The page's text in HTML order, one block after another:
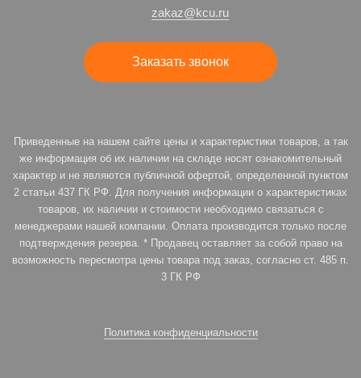
zakaz@kcu.ru
Заказать звонок
Приведенные на нашем сайте цены и характеристики товаров, а так
же информация об их наличии на складе носят ознакомительный
характер и не являются публичной офертой, определенной пунктом
2 статьи 437 ГК РФ. Для получения информации о характеристиках
товаров, их наличии и стоимости необходимо связаться с
менеджерами нашей компании. Оплата производится только после
подтверждения резерва. * Продавец оставляет за собой право на
возможность пересмотра цены товара под заказ, согласно ст. 485 п.
3 ГК РФ
Политика конфиденциальности